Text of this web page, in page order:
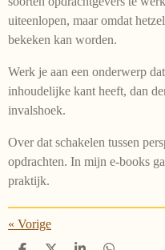
uiteenlopen, maar omdat
bekeken kan worden.
Werk je aan een onderwerp
inhoudelijke kant heeft, dan
invalshoek.
Over dat schakelen tussen
opdrachten. In mijn e-books
praktijk.
« Vorige